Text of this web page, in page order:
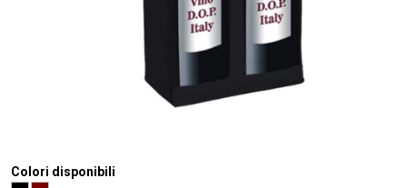
Colori disponibili